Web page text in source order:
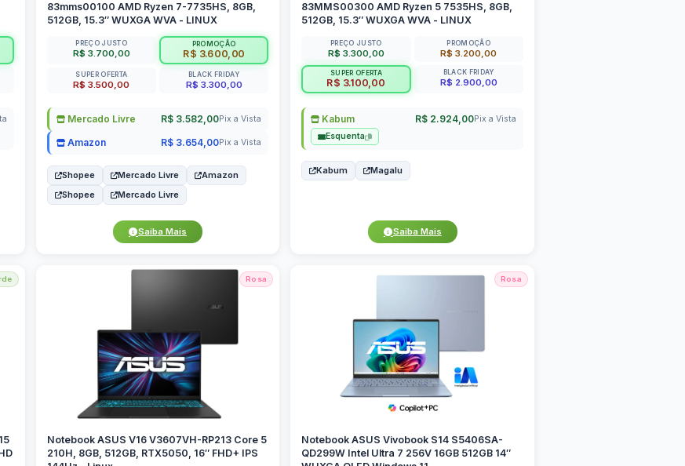
83mms00100 AMD Ryzen 7-7735HS, 8GB,
512GB, 15.3″ WUXGA WVA - LINUX
PREÇO JUSTO
R$ 3.700,00
PROMOÇÃO
R$ 3.600,00
SUPER OFERTA
R$ 3.500,00
BLACK FRIDAY
R$ 3.300,00
Mercado Livre R$ 3.582,00Pix a Vista
Amazon R$ 3.654,00Pix a Vista
Shopee Mercado Livre
Amazon
Shopee
Mercado Livre
Saiba Mais
83MMS00300 AMD Ryzen 5 7535HS, 8GB,
512GB, 15.3″ WUXGA WVA - LINUX
PREÇO JUSTO
R$ 3.300,00
PROMOÇÃO
R$ 3.200,00
SUPER OFERTA
R$ 3.100,00
BLACK FRIDAY
R$ 2.900,00
Kabum R$ 2.924,00Pix a Vista
Esquenta
Kabum Magalu
Saiba Mais
Rosa
Notebook ASUS V16 V3607VH-RP213 Core 5
210H, 8GB, 512GB, RTX5050, 16″ FHD+ IPS
Rosa
Notebook ASUS Vivobook S14 S5406SA-
QD299W Intel Ultra 7 256V 16GB 512GB 14″